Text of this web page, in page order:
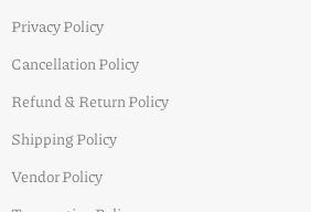
Privacy Policy
Cancellation Policy
Refund & Return Policy
Shipping Policy
Vendor Policy